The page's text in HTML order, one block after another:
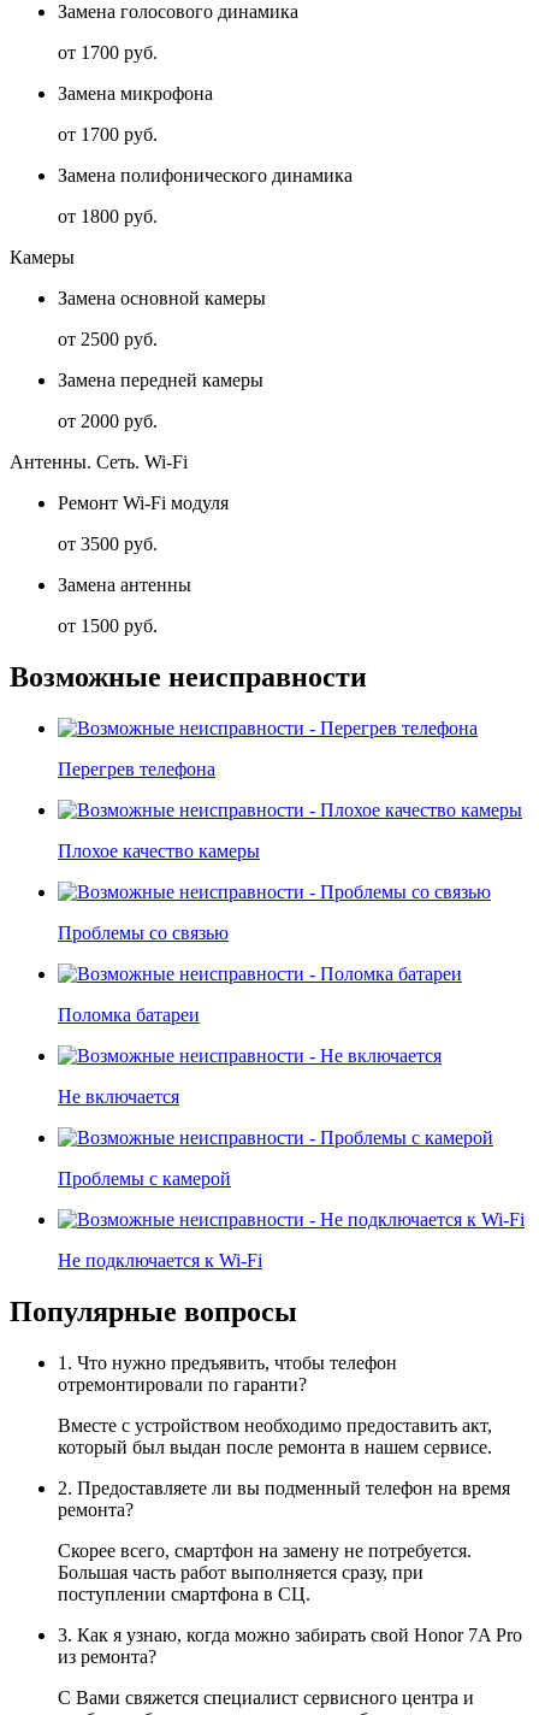
Замена голосового динамика
от 1700 руб.
Замена микрофона
от 1700 руб.
Замена полифонического динамика
от 1800 руб.
Камеры
Замена основной камеры
от 2500 руб.
Замена передней камеры
от 2000 руб.
Антенны. Сеть. Wi-Fi
Ремонт Wi-Fi модуля
от 3500 руб.
Замена антенны
от 1500 руб.
Возможные неисправности
Перегрев телефона
Плохое качество камеры
Проблемы со связью
Поломка батареи
Не включается
Проблемы с камерой
Не подключается к Wi-Fi
Популярные вопросы
1. Что нужно предъявить, чтобы телефон
отремонтировали по гаранти?
Вместе с устройством необходимо предоставить акт,
который был выдан после ремонта в нашем сервисе.
2. Предоставляете ли вы подменный телефон на время
ремонта?
Скорее всего, смартфон на замену не потребуется.
Большая часть работ выполняется сразу, при
поступлении смартфона в СЦ.
3. Как я узнаю, когда можно забирать свой Honor 7A Pro
из ремонта?
С Вами свяжется специалист сервисного центра и